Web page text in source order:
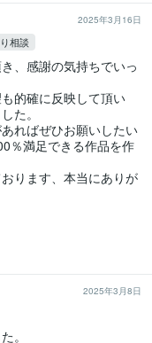
2025年3月16日
相談
、感謝の気持ちでいっ
的確に反映して頂い
た。
ればぜひお願いしたい
％満足できる作品を作
ります、本当にありが
2025年3月8日
。